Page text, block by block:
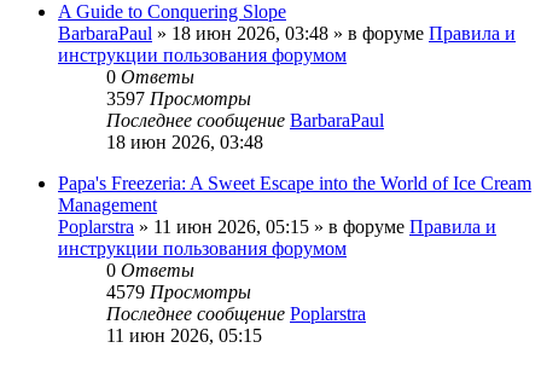
A Guide to Conquering Slope
BarbaraPaul » 18 июн 2026, 03:48 » в форуме Правила и
инструкции пользования форумом
0 Ответы
3597 Просмотры
Последнее сообщение BarbaraPaul
18 июн 2026, 03:48
Papa's Freezeria: A Sweet Escape into the World of Ice Cream
Management
Poplarstra » 11 июн 2026, 05:15 » в форуме Правила и
инструкции пользования форумом
0 Ответы
4579 Просмотры
Последнее сообщение Poplarstra
11 июн 2026, 05:15